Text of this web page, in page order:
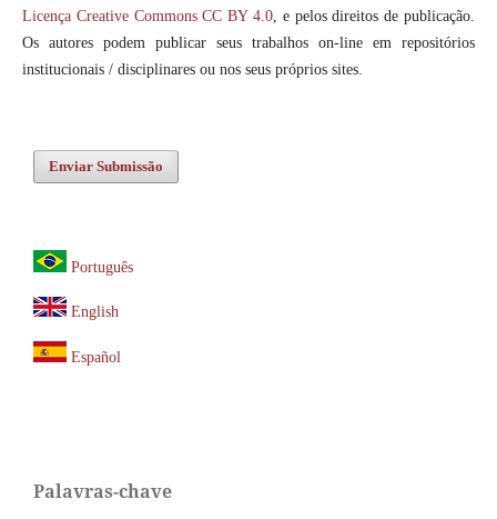
Licença Creative Commons CC BY 4.0, e pelos direitos de publicação.
Os autores podem publicar seus trabalhos on-line em repositórios
institucionais / disciplinares ou nos seus próprios sites.
Enviar Submissão
Português
English
Español
Palavras-chave